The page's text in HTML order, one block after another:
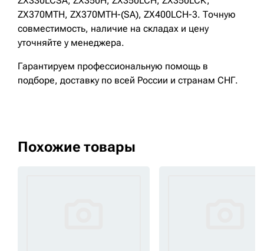
ZX370MTH, ZX370MTH-(SA), ZX400LCH-3. Точную
совместимость, наличие на складах и цену
уточняйте у менеджера.
Гарантируем профессиональную помощь в
подборе, доставку по всей России и странам СНГ.
Похожие товары